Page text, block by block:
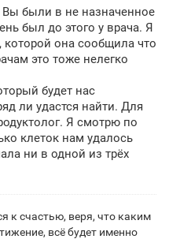
Вы были в не назначенное
был до этого у врача. Я
она сообщила что
это тоже нелегко
будет нас
ли удастся найти. Для
Я смотрю по
клеток нам удалось
ни в одной из трёх
к счастью, веря, что каким
всё будет именно